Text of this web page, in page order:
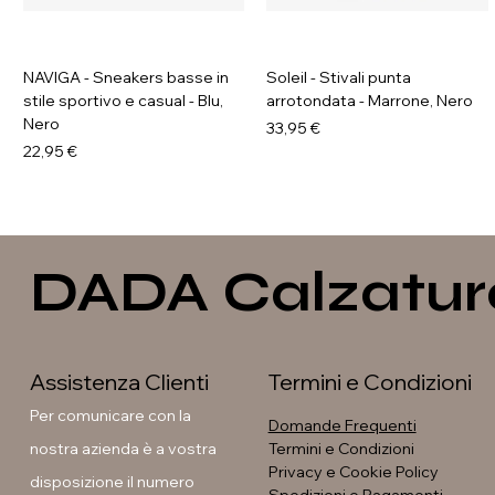
NAVIGA - Sneakers basse in
stile sportivo e casual - Blu,
Nero
Prezzo
22,95 €
Soleil - Stivali punta
arrotondata - Marrone, Nero
Prezzo
33,95 €
GALIA - Sneakers platform Soleil - Stivali con fibbia
GAVI - Anfibi con suola Soleil - Stivali flat con fibbia
DADA
Assistenza Clienti
Per comunicare con la
nostra azienda è a vostra
disposizione il numero
Termini e Condizioni
Domande Frequenti
Termini e Condizioni
Privacy e Cookie Policy